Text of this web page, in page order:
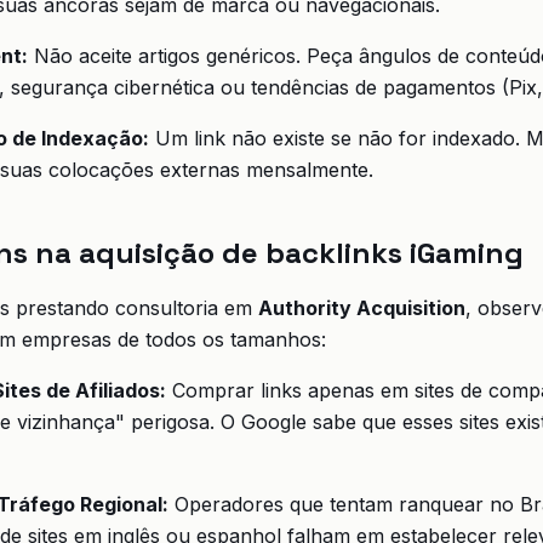
âncoras sejam de marca ou navegacionais.
Não aceite artigos genéricos. Peça ângulos de
segurança cibernética ou tendências de pagamentos
de Indexação: Um link não existe se não for indexado.
colocações externas mensalmente.
na aquisição de backlinks iGaming
prestando consultoria em Authority Acquisition,
empresas de todos os tamanhos:
de Afiliados: Comprar links apenas em sites de
vizinhança" perigosa. O Google sabe que esses sites
Regional: Operadores que tentam ranquear no
sites em inglês ou espanhol falham em estabelecer